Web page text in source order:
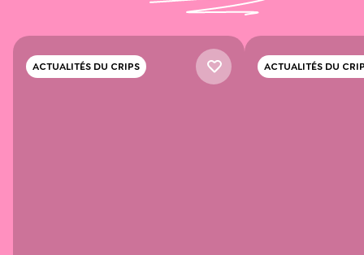
ACTUALITÉS DU CRIPS ACTUALITÉS DU